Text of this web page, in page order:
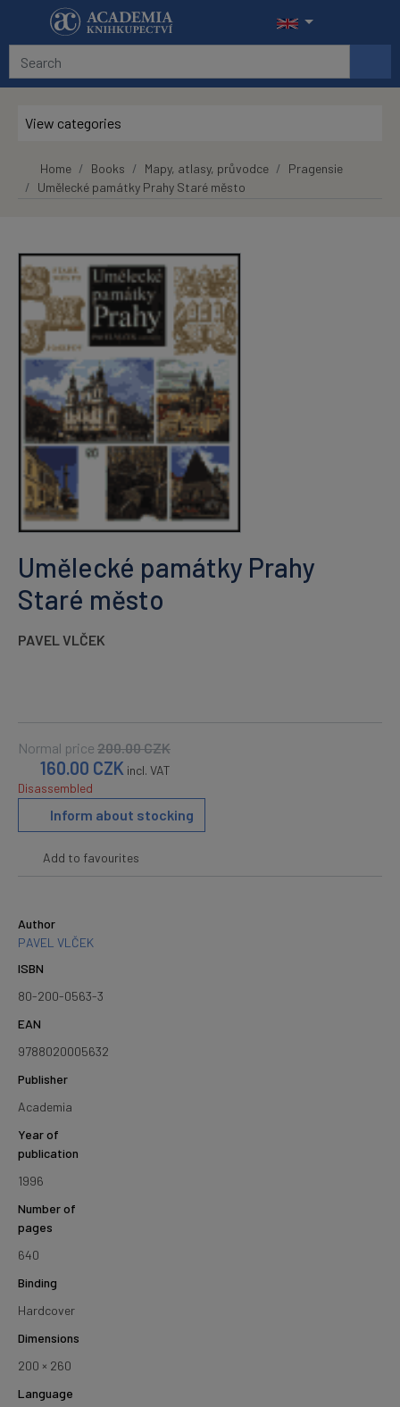
Skip to main content
View categories
Home Books Mapy, atlasy, průvodce
Pragensie
Umělecké památky Prahy Staré město
Umělecké památky Prahy
Staré město
PAVEL VLČEK
Normal price 200.00CZK
160.00 CZK incl. VAT
Disassembled
Inform about stocking
Add to favourites
Author
PAVEL VLČEK
ISBN
80-200-0563-3
EAN
9788020005632
Publisher
Academia
Year of
publication
1996
Number of
pages
640
Binding
Hardcover
Dimensions
200 × 260
Language